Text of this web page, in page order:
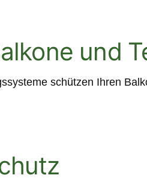
und
schützen Ihren